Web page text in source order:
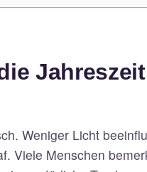
Weniger Licht
Viele Menschen